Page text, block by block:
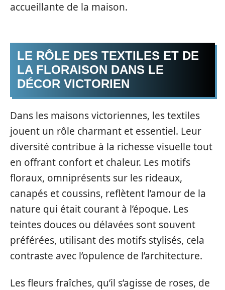
accueillante de la maison.
LE RÔLE DES TEXTILES ET DE
LA FLORAISON DANS LE
DÉCOR VICTORIEN
Dans les maisons victoriennes, les textiles
jouent un rôle charmant et essentiel. Leur
diversité contribue à la richesse visuelle tout
en offrant confort et chaleur. Les motifs
floraux, omniprésents sur les rideaux,
canapés et coussins, reflètent l’amour de la
nature qui était courant à l’époque. Les
teintes douces ou délavées sont souvent
préférées, utilisant des motifs stylisés, cela
contraste avec l’opulence de l’architecture.
Les fleurs fraîches, qu’il s’agisse de roses, de